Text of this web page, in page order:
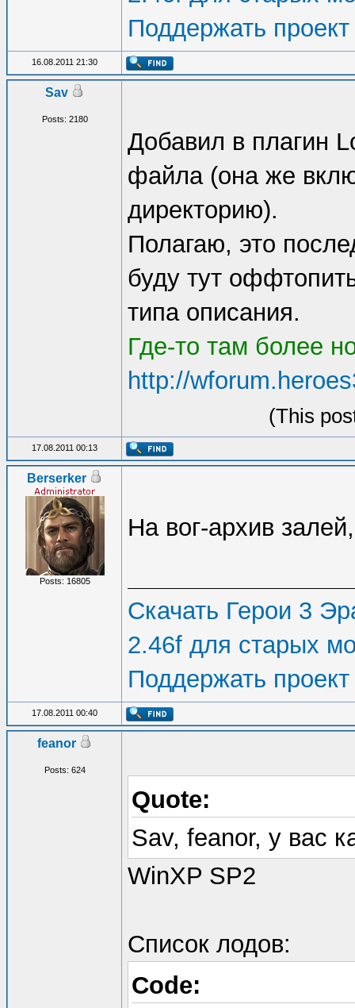
Поддержать проект
16.08.2011 21:30
Sav
Posts: 2180
Добавил в плагин
файла (она же
директорию).
Полагаю, это
буду тут
типа описания.
Где-то там более
http://
(This
17.08.2011 00:13
Berserker
Posts: 16805
На вог-архив
Скачать Герои 3
2.46f для старых
Поддержать проект
17.08.2011 00:40
feanor
Posts: 624
Quote:
Sav, feanor, у вас
WinXP SP2
Список лодов:
Code: